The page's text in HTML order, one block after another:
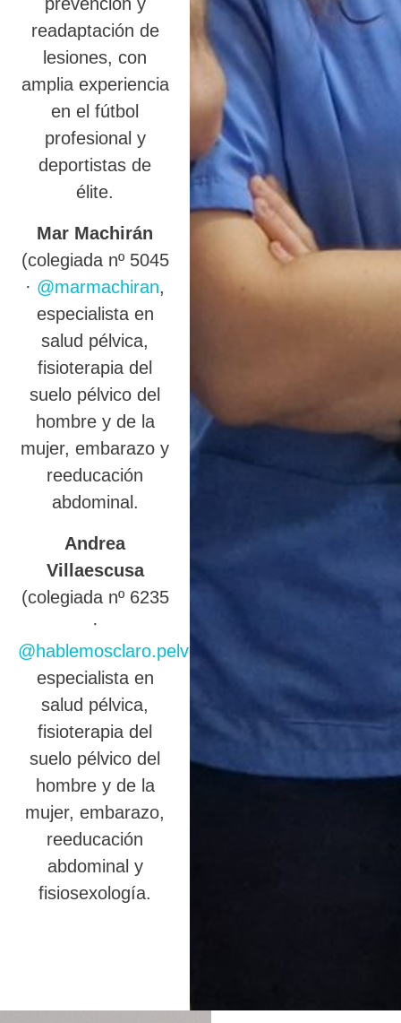
readaptación de
lesiones, con
amplia experiencia
en el fútbol
profesional y
deportistas de
élite.
Mar Machirán
(colegiada nº 5045
· @marmachiran,
especialista en
salud pélvica,
fisioterapia del
suelo pélvico del
hombre y de la
mujer, embarazo y
reeducación
abdominal.
Andrea
Villaescusa
(colegiada nº 6235
·
@hablemosclaro.pelvic
),
especialista en
salud pélvica,
fisioterapia del
suelo pélvico del
hombre y de la
mujer, embarazo,
reeducación
abdominal y
fisiosexología.